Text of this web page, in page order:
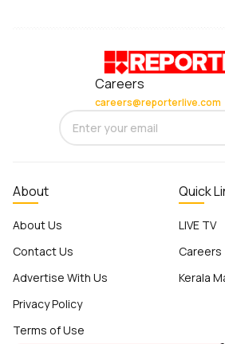
Careers
careers@reporterlive.com
About
About Us
Contact Us
Advertise With Us
Privacy Policy
Terms of Use
Quick
LIVE TV
Careers
Kerala